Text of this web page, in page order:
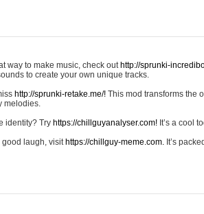
way to make music, check out http://sprunki-
to create your own unique tracks.
http://sprunki-retake.me/! This mod transforms the
melodies.
identity? Try https://chillguyanalyser.com! It’s a cool
good laugh, visit https://chillguy-meme.com. It’s